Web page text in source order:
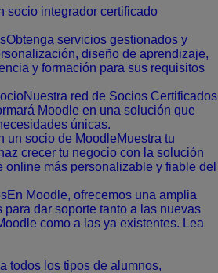
socio integrador certificado
Obtenga servicios gestionados y
diseño de aprendizaje,
y formación para sus requisitos
Nuestra red de Socios Certificados
Moodle en una solución que
únicas.
un socio de MoodleMuestra tu
crecer tu negocio con la solución
online más personalizable y fiable del
En Moodle, ofrecemos una amplia
para dar soporte tanto a las nuevas
como a las ya existentes. Lea
todos los tipos de alumnos,